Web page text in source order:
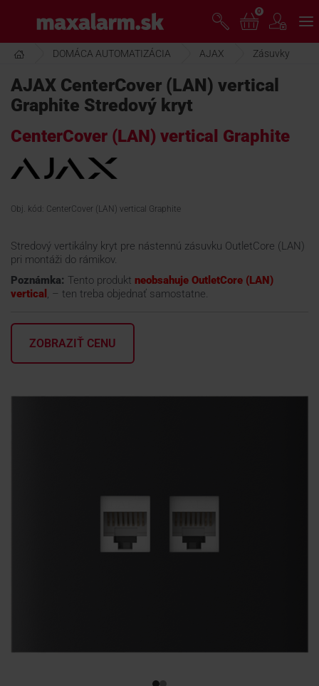
hlavnému
obsahu
www.maxalarm.sk
AKCIA MESIACA
PRODUKTY
SPOLOČNOSŤ
ŠKOLENIE
PODPORA
KONTAKTY
0
DOMÁCA AUTOMATIZÁCIA AJAX Zásuvky
AJAX CenterCover (LAN) vertical
Graphite Stredový kryt
CenterCover (LAN) vertical Graphite
Obj. kód: CenterCover (LAN) vertical Graphite
Stredový vertikálny kryt pre nástennú zásuvku OutletCore (LAN)
pri montáži do rámikov.
Poznámka: Tento produkt neobsahuje OutletCore (LAN)
vertical , – ten treba objednať samostatne.
ZOBRAZIŤ CENU